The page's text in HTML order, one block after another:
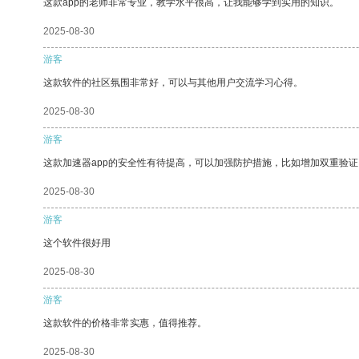
这款app的老师非常专业，教学水平很高，让我能够学到实用的知识。
2025-08-30
游客
这款软件的社区氛围非常好，可以与其他用户交流学习心得。
2025-08-30
游客
这款加速器app的安全性有待提高，可以加强防护措施，比如增加双重验
2025-08-30
游客
这个软件很好用
2025-08-30
游客
这款软件的价格非常实惠，值得推荐。
2025-08-30